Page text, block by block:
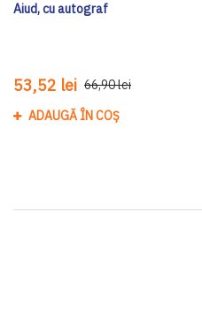
Aiud, cu autograf
53,52 lei 66,90 lei
ADAUGĂ ÎN COȘ